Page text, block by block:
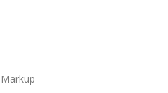
Markup